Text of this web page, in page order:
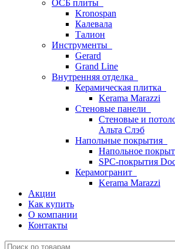
ОСБ плиты
Kronospan
Калевала
Талион
Инструменты
Gerard
Grand Line
Внутренняя отделка
Керамическая плитка
Kerama Marazzi
Стеновые панели
Стеновые и
Альта Слэб
Напольные покрытия
Напольное
SPC-покрытия
Керамогранит
Kerama Marazzi
Акции
Как купить
О компании
Контакты